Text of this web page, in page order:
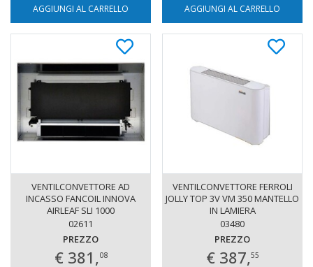
AGGIUNGI AL CARRELLO AGGIUNGI AL CARRELLO
VENTILCONVETTORE AD
INCASSO FANCOIL INNOVA
AIRLEAF SLI 1000
02611
PREZZO
€ 381,08
VENTILCONVETTORE FERROLI
JOLLY TOP 3V VM 350 MANTELLO
IN LAMIERA
03480
PREZZO
€ 387,55